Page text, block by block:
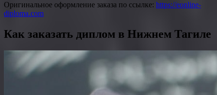
Оригинальное оформление заказа по ссылке: https://eonline-
diploma.com
Как заказать диплом в Нижнем Тагиле